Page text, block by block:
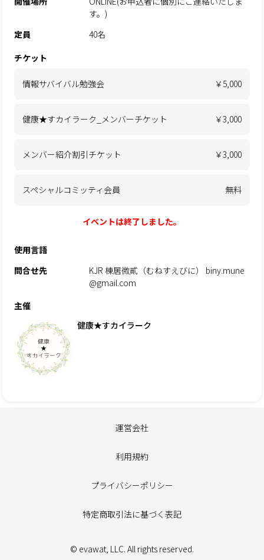
す。)
定員
40名
チケット
情報サバイバル勉強会 ￥5,000
健康★すカイラーク_メンバーチケット ￥3,000
メンバー紹介割引チケット ￥3,000
スペシャルコミッティ会員 無料
イベントは終了しました。
使用言語
問合せ先
KJR 棟居微貳（むねすえびに） biny.mune
@gmail.com
主催
健康★すカイラーク
運営会社
利用規約
プライバシーポリシー
特定商取引法に基づく表記
© evawat, LLC. All rights reserved.